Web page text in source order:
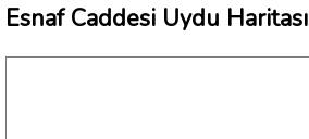
Esnaf Caddesi Uydu Haritası